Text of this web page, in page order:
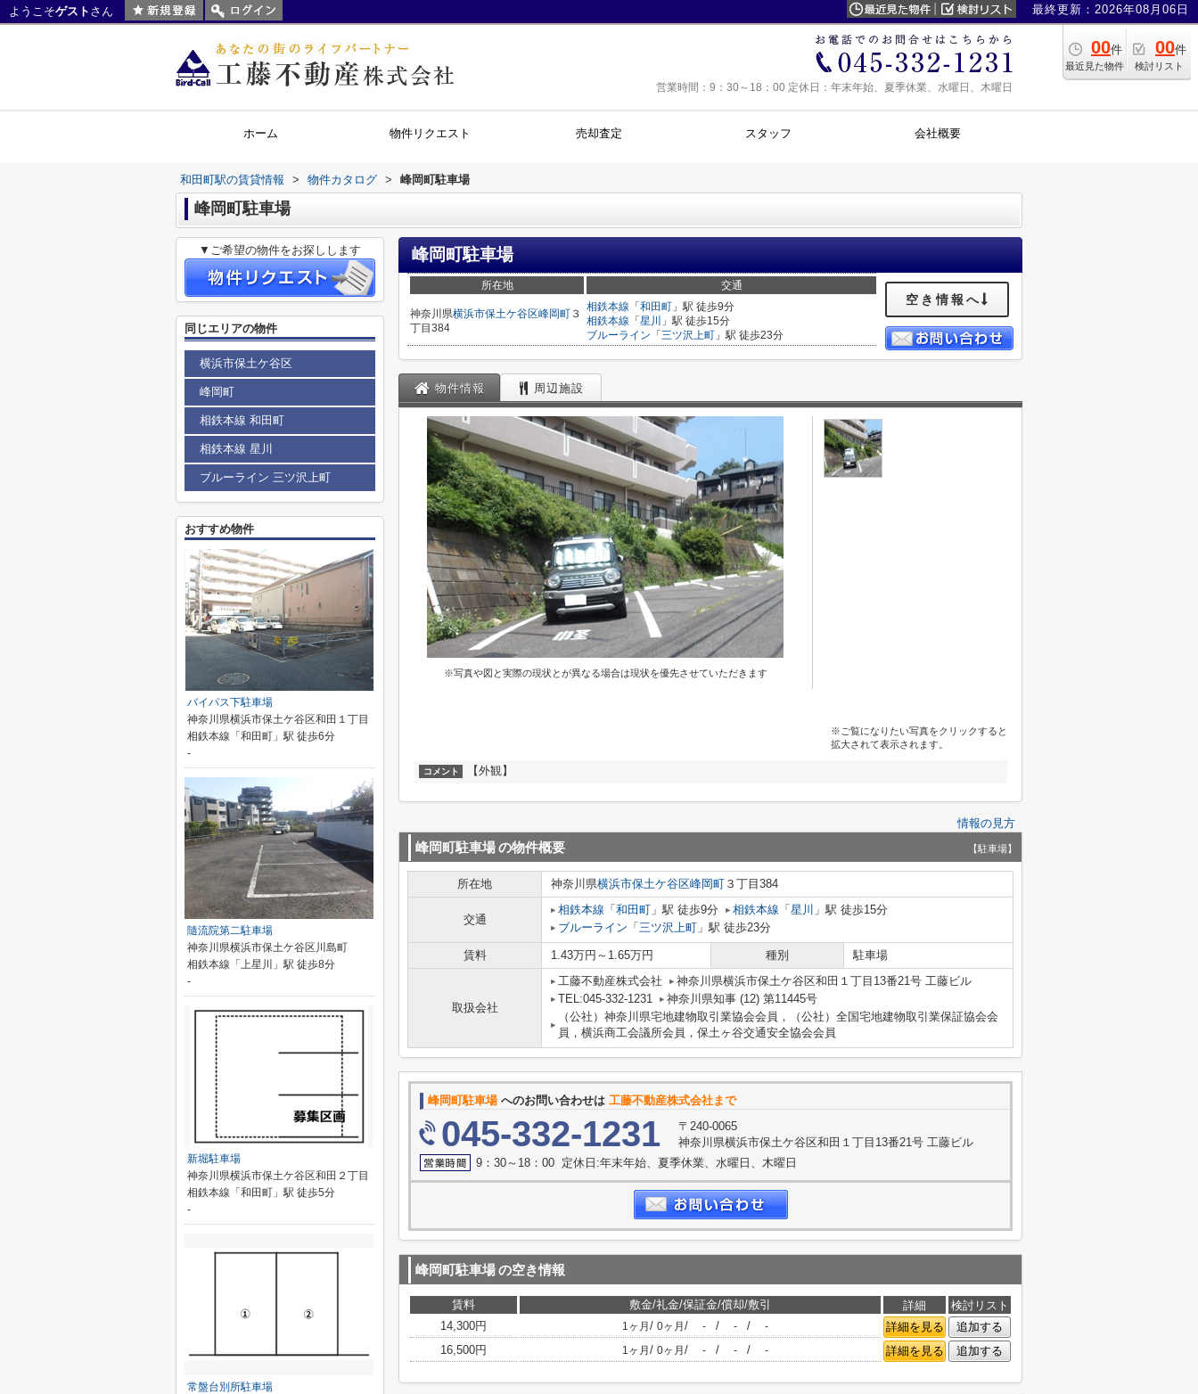
ようこそゲスト さん 最終更新：2026年08月06日
00件
最近見た物件
00件
検討リスト
営業時間：9：30～18：00 定休日：年末年始、夏季休業、水曜日、木曜日
ホーム 物件リクエスト 売却査定 スタッフ 会社概要
和田町駅の賃貸情報 > 物件カタログ > 峰岡町駐車場
峰岡町駐車場
峰岡町駐車場
所在地 交通
神奈川県横浜市保土ケ谷区峰岡町 ３
丁目384
相鉄本線 「 和田町 」駅 徒歩9分
相鉄本線 「 星川
」駅 徒歩15分
ブルーライン 「 三ツ沢上町 」駅 徒歩23分
空き情報へ
物件情報 周辺施設
※写真や図と実際の現状とが異なる場合は現状を優先させていただきます
※ご覧になりたい写真をクリックすると
拡大されて表示されます。
コメント 【外観】
情報の見方
峰岡町駐車場の物件概要 【駐車場】
所在地 神奈川県横浜市保土ケ谷区峰岡町 ３丁目384
交通
相鉄本線 「 和田町 」駅 徒歩9分 相鉄本線 「 星川 」駅 徒歩15分
ブルーライン 「 三ツ沢上町 」駅 徒歩23分
賃料 1.43万円～1.65万円 種別 駐車場
取扱会社
工藤不動産株式会社
神奈川県横浜市保土ケ谷区和田１丁目13番21号 工藤ビル
TEL:045-332-1231
神奈川県知事 (12) 第11445号
（公社）神奈川県宅地建物取引業協会会員，（公社）全国宅地建物取引業保証協会会
員，横浜商工会議所会員，保土ヶ谷交通安全協会会員
峰岡町駐車場へのお問い合わせは 工藤不動産株式会社まで
045-332-1231
〒240-0065
神奈川県横浜市保土ケ谷区和田１丁目13番21号 工藤ビル
9：30～18：00 定休日:年末年始、夏季休業、水曜日、木曜日
峰岡町駐車場の空き情報
賃料 敷金/礼金/保証金/償却/敷引 詳細
検討リスト
14,300円
1ヶ月 / 0ヶ月 / - / - / - 詳細を見る
追加する
16,500円
1ヶ月 / 0ヶ月 / - / - / - 詳細を見る 追加する
▼ご希望の物件をお探しします
同じエリアの物件
横浜市保土ケ谷区
峰岡町
相鉄本線 和田町
相鉄本線 星川
ブルーライン 三ツ沢上町
おすすめ物件
バイパス下駐車場
神奈川県横浜市保土ケ谷区和田１丁目
相鉄本線「和田町」駅 徒歩6分
-
隨流院第二駐車場
神奈川県横浜市保土ケ谷区川島町
相鉄本線「上星川」駅 徒歩8分
-
新堀駐車場
神奈川県横浜市保土ケ谷区和田２丁目
相鉄本線「和田町」駅 徒歩5分
-
常盤台別所駐車場